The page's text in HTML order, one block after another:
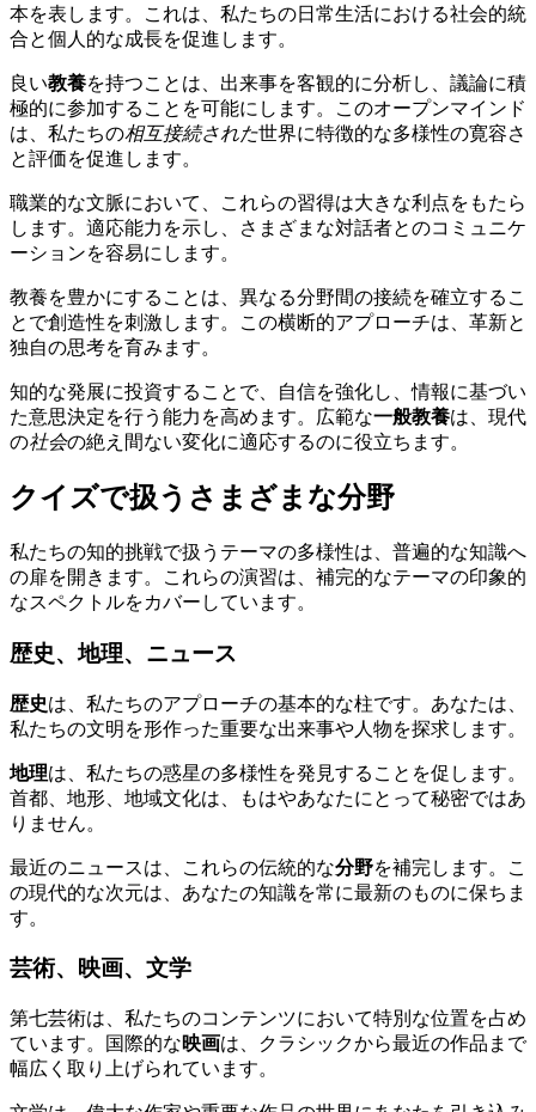
本を表します。これは、私たちの日常生活における社会的統
合と個人的な成長を促進します。
良い教養を持つことは、出来事を客観的に分析し、議論に積
極的に参加することを可能にします。このオープンマインド
は、私たちの相互接続された世界に特徴的な多様性の寛容さ
と評価を促進します。
職業的な文脈において、これらの習得は大きな利点をもたら
します。適応能力を示し、さまざまな対話者とのコミュニケ
ーションを容易にします。
教養を豊かにすることは、異なる分野間の接続を確立するこ
とで創造性を刺激します。この横断的アプローチは、革新と
独自の思考を育みます。
知的な発展に投資することで、自信を強化し、情報に基づい
た意思決定を行う能力を高めます。広範な一般教養は、現代
の社会の絶え間ない変化に適応するのに役立ちます。
クイズで扱うさまざまな分野
私たちの知的挑戦で扱うテーマの多様性は、普遍的な知識へ
の扉を開きます。これらの演習は、補完的なテーマの印象的
なスペクトルをカバーしています。
歴史、地理、ニュース
歴史は、私たちのアプローチの基本的な柱です。あなたは、
私たちの文明を形作った重要な出来事や人物を探求します。
地理は、私たちの惑星の多様性を発見することを促します。
首都、地形、地域文化は、もはやあなたにとって秘密ではあ
りません。
最近のニュースは、これらの伝統的な分野を補完します。こ
の現代的な次元は、あなたの知識を常に最新のものに保ちま
す。
芸術、映画、文学
第七芸術は、私たちのコンテンツにおいて特別な位置を占め
ています。国際的な映画は、クラシックから最近の作品まで
幅広く取り上げられています。